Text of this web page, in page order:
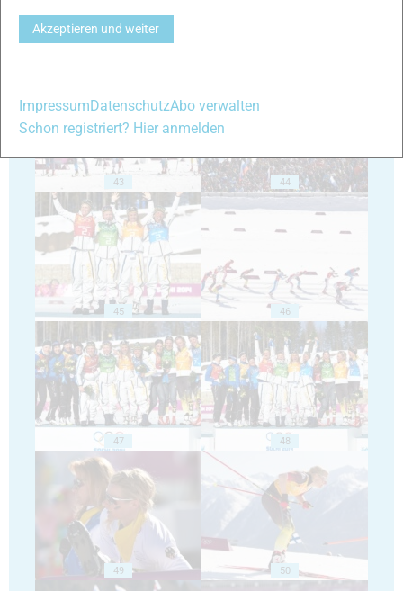
43 44
45 46
47 48
49 50
Akzeptieren und weiter
ImpressumDatenschutzAbo verwalten
Schon registriert? Hier anmelden